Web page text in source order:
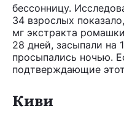
бессонницу.
34 взрослых
мг экстракта
28 дней, засыпали на
просыпались ночью.
подтверждающие
Киви